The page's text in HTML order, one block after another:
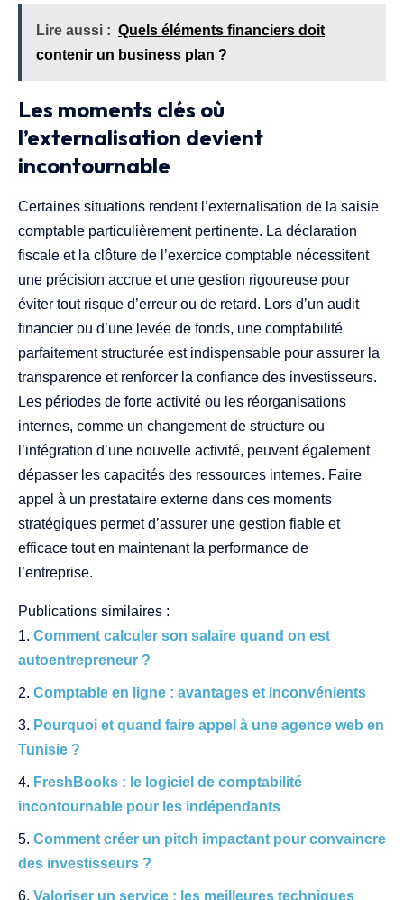
Lire aussi : Quels éléments financiers doit
contenir un business plan ?
Les moments clés où
l’externalisation devient
incontournable
Certaines situations rendent l’externalisation de la saisie
comptable particulièrement pertinente. La déclaration
fiscale et la clôture de l’exercice comptable nécessitent
une précision accrue et une gestion rigoureuse pour
éviter tout risque d’erreur ou de retard. Lors d’un audit
financier ou d’une levée de fonds, une comptabilité
parfaitement structurée est indispensable pour assurer la
transparence et renforcer la confiance des investisseurs.
Les périodes de forte activité ou les réorganisations
internes, comme un changement de structure ou
l’intégration d’une nouvelle activité, peuvent également
dépasser les capacités des ressources internes. Faire
appel à un prestataire externe dans ces moments
stratégiques permet d’assurer une gestion fiable et
efficace tout en maintenant la performance de
l’entreprise.
Publications similaires :
Comment calculer son salaire quand on est
autoentrepreneur ?
Comptable en ligne : avantages et inconvénients
Pourquoi et quand faire appel à une agence web en
Tunisie ?
FreshBooks : le logiciel de comptabilité
incontournable pour les indépendants
Comment créer un pitch impactant pour convaincre
des investisseurs ?
Valoriser un service : les meilleures techniques